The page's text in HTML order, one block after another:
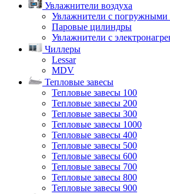
Увлажнители воздуха
Увлажнители с погружными
Паровые цилиндры
Увлажнители с
Чиллеры
Lessar
MDV
Тепловые завесы
Тепловые завесы 100
Тепловые завесы 200
Тепловые завесы 300
Тепловые завесы 1000
Тепловые завесы 400
Тепловые завесы 500
Тепловые завесы 600
Тепловые завесы 700
Тепловые завесы 800
Тепловые завесы 900